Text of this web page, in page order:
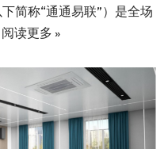
简称“通通易联”）是全场
阅读更多 »